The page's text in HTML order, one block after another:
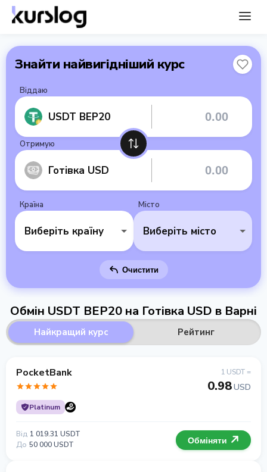
Знайти найвигідніший курс
Віддаю
USDT BEP20
Отримую
Готівка USD
Країна
Виберіть країну
Місто
Виберіть місто
Очистити
Обмін USDT BEP20 на Готівка USD в Варні
Найкращий курс Рейтинг
PocketBank
Platinum
1 USDT =
0.98USD
Від 1 019.31 USDT
До 50 000 USDT Обміняти